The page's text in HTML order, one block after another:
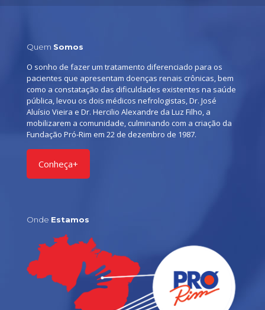
Quem Somos
O sonho de fazer um tratamento diferenciado para os
pacientes que apresentam doenças renais crônicas, bem
como a constatação das dificuldades existentes na saúde
pública, levou os dois médicos nefrologistas, Dr. José
Aluísio Vieira e Dr. Hercilio Alexandre da Luz Filho, a
mobilizarem a comunidade, culminando com a criação da
Fundação Pró-Rim em 22 de dezembro de 1987.
Conheça+
Onde Estamos